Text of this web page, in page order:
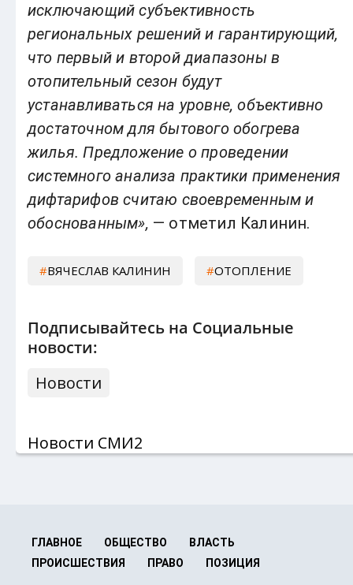
исключающий субъективность
региональных решений и гарантирующий,
что первый и второй диапазоны в
отопительный сезон будут
устанавливаться на уровне, объективно
достаточном для бытового обогрева
жилья. Предложение о проведении
системного анализа практики применения
дифтарифов считаю своевременным и
обоснованным», — отметил Калинин.
ВЯЧЕСЛАВ КАЛИНИН ОТОПЛЕНИЕ
Подписывайтесь на Социальные
новости:
Новости
Новости СМИ2
ГЛАВНОЕ ОБЩЕСТВО
ВЛАСТЬ
ПРОИСШЕСТВИЯ
ПРАВО ПОЗИЦИЯ